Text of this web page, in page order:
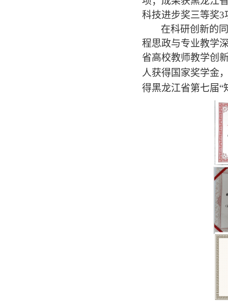
科技进步奖三等奖3
在科研创新的
程思政与专业教学
省高校教师教学创
人获得国家奖学金
得黑龙江省第七届“